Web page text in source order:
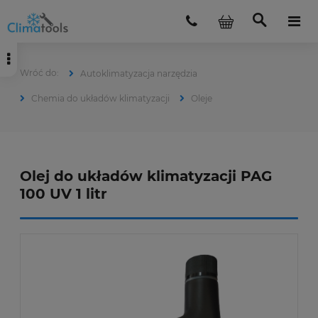
Autoklimatyzacja narzędzia
Chemia do układów klimatyzacji Oleje
Olej do układów klimatyzacji PAG
100 UV 1 litr